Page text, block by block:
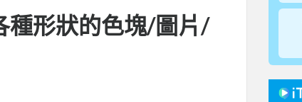
種形狀的色塊/圖片/